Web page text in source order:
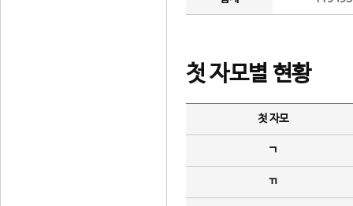
첫 자모별 현황
첫 자모
ㄱ
ㄲ